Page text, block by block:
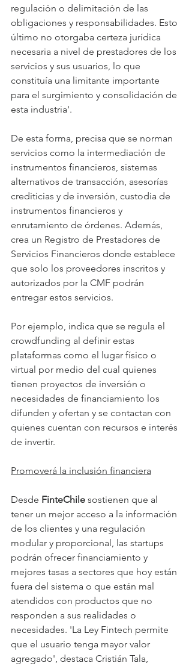
regulación o delimitación de las
obligaciones y responsabilidades. Esto
último no otorgaba certeza jurídica
necesaria a nivel de prestadores de los
servicios y sus usuarios, lo que
constituía una limitante importante
para el surgimiento y consolidación de
esta industria'.
De esta forma, precisa que se norman
servicios como la intermediación de
instrumentos financieros, sistemas
alternativos de transacción, asesorías
crediticias y de inversión, custodia de
instrumentos financieros y
enrutamiento de órdenes. Además,
crea un Registro de Prestadores de
Servicios Financieros donde establece
que solo los proveedores inscritos y
autorizados por la CMF podrán
entregar estos servicios.
Por ejemplo, indica que se regula el
crowdfunding al definir estas
plataformas como el lugar físico o
virtual por medio del cual quienes
tienen proyectos de inversión o
necesidades de financiamiento los
difunden y ofertan y se contactan con
quienes cuentan con recursos e interés
de invertir.
Promoverá la inclusión financiera
Desde FinteChile sostienen que al
tener un mejor acceso a la información
de los clientes y una regulación
modular y proporcional, las startups
podrán ofrecer financiamiento y
mejores tasas a sectores que hoy están
fuera del sistema o que están mal
atendidos con productos que no
responden a sus realidades o
necesidades. 'La Ley Fintech permite
que el usuario tenga mayor valor
agregado', destaca Cristián Tala,